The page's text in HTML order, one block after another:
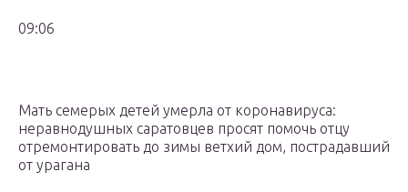
09:06
Мать семерых детей умерла от коронавируса:
неравнодушных саратовцев просят помочь отцу
отремонтировать до зимы ветхий дом, пострадавший
от урагана